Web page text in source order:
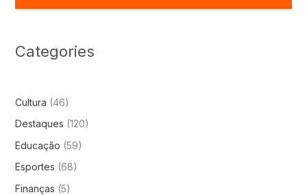
Categories
Cultura (46)
Destaques (120)
Educação (59)
Esportes (68)
Finanças (5)